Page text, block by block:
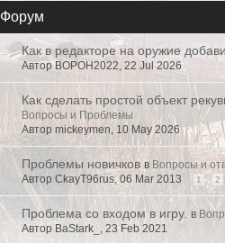
Форум
Как в редакторе на оружие
Автор BOPOH2022, 22 Jul 2026
Как сделать простой объект
Вопросы и Проблемы
Автор mickeymen, 10 May 2026
Проблемы новичков в Вопросы и
Автор CkayT96rus, 06 Mar 2013
1 2
Проблема со входом в игру. в
Автор BaStark_, 23 Feb 2021